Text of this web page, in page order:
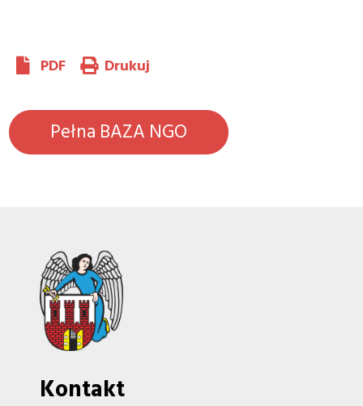
PDF Drukuj
Pełna BAZA NGO
Kontakt